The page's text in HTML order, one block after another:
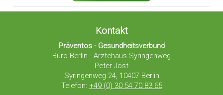
Kontakt
Präventos - Gesundheitsverbund
Büro Berlin - Ärztehaus Syringenweg
Peter Jost
Syringenweg 24, 10407 Berlin
Telefon: +49 (0) 30 54 70 83 65